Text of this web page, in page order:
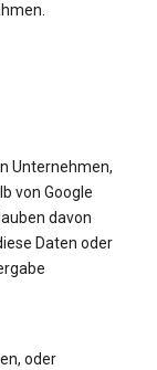
Unternehmen,
von Google
davon
Daten oder
oder